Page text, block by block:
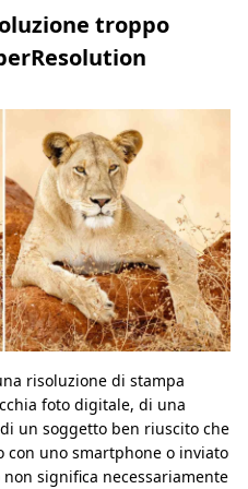
troppo
risoluzione di stampa
foto digitale, di una
un soggetto ben riuscito che
con uno smartphone o inviato
significa necessariamente